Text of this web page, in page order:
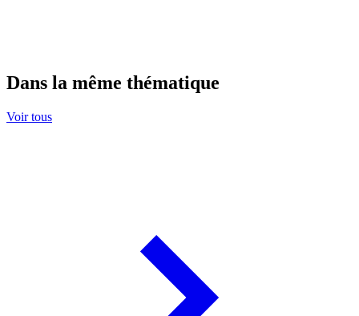
Dans la même thématique
Voir tous